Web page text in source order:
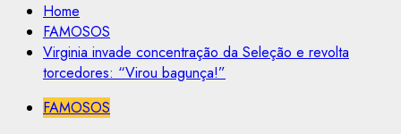
Home
FAMOSOS
Virginia invade concentração da Seleção e revolta
torcedores: “Virou bagunça!”
FAMOSOS